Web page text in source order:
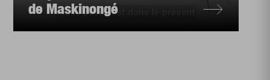
de Maskinongé